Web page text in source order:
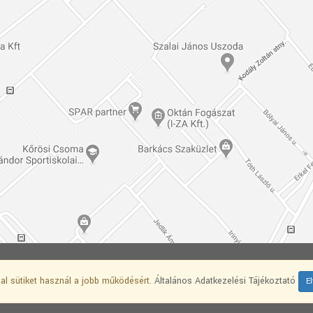
Kft.| Általános Adatkezelési Tájékoztató |
sütiket használ a jobb működésért. Általános Adatkezelési Tájékoztató